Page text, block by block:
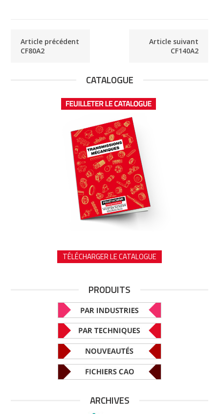
Article précédent
CF80A2
Article suivant
CF140A2
CATALOGUE
TÉLÉCHARGER LE CATALOGUE
PRODUITS
ARCHIVES